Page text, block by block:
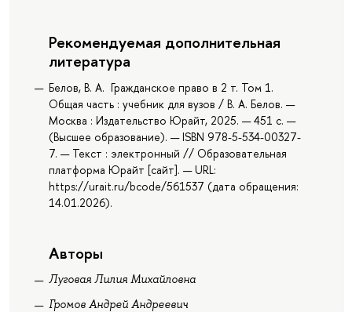
Рекомендуемая дополнительная
литература
Белов, В. А. Гражданское право в 2 т. Том 1.
Общая часть : учебник для вузов / В. А. Белов. —
Москва : Издательство Юрайт, 2025. — 451 с. —
(Высшее образование). — ISBN 978-5-534-00327-
7. — Текст : электронный // Образовательная
платформа Юрайт [сайт]. — URL:
https://urait.ru/bcode/561537 (дата обращения:
14.01.2026).
Авторы
Луговая Лилия Михайловна
Громов Андрей Андреевич